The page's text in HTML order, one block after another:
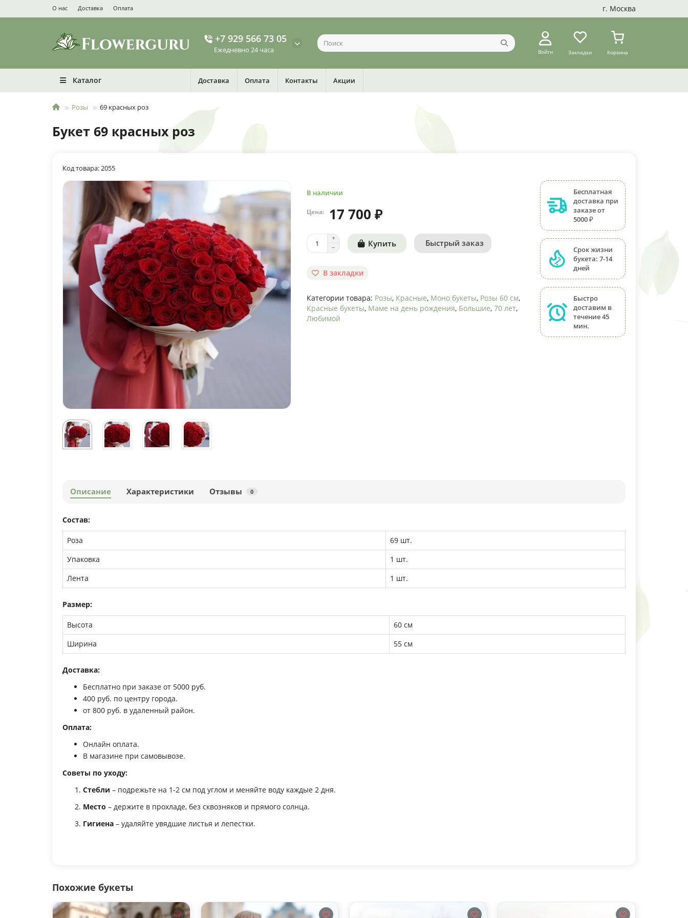
О нас Доставка Оплата г. Москва
+7 929 566 73 05
Ежедневно 24 часа Войти Закладки Корзина
Каталог Доставка Оплата Контакты Акции
Розы 69 красных роз
Букет 69 красных роз
Код товара: 2055
В наличии
Цена: 17 700 ₽
Купить Быстрый заказ
В закладки
Категории товара: Розы, Красные, Моно букеты, Розы 60 см,
Красные букеты, Маме на день рождения, Большие, 70 лет,
Любимой
Бесплатная
доставка при
заказе от
5000 ₽
Срок жизни
букета: 7-14
дней
Быстро
доставим в
течение 45
мин.
Описание Характеристики Отзывы 0
Состав:
Роза
69 шт.
Упаковка
1 шт.
Лента
1 шт.
Размер:
Высота
60 см
Ширина
55 см
Доставка:
Бесплатно при заказе от 5000 руб.
400 руб. по центру города.
от 800 руб. в удаленный район.
Оплата:
Онлайн оплата.
В магазине при самовывозе.
Советы по уходу:
Стебли – подрежьте на 1-2 см под углом и меняйте воду каждые 2 дня.
Место – держите в прохладе, без сквозняков и прямого солнца.
Гигиена – удаляйте увядшие листья и лепестки.
Похожие букеты